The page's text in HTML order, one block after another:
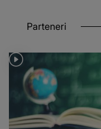
Parteneri